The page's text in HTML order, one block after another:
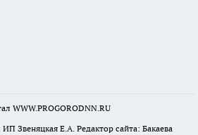
WWW.PROGORODNN.RU
Звеняцкая Е.А. Редактор сайта: Бакаева